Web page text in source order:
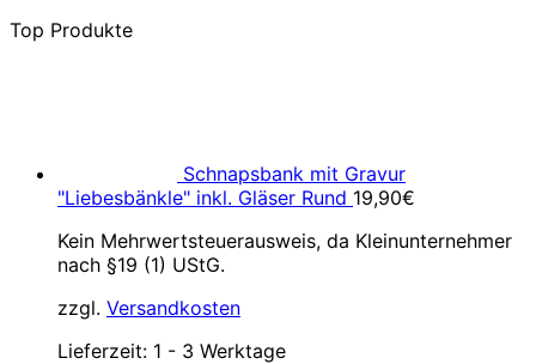
Top Produkte
Schnapsbank mit Gravur
"Liebesbänkle" inkl. Gläser Rund 19,90€
Kein Mehrwertsteuerausweis, da Kleinunternehmer
nach §19 (1) UStG.
zzgl. Versandkosten
Lieferzeit: 1 - 3 Werktage